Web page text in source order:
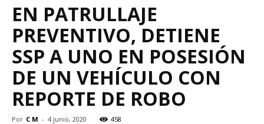
EN PATRULLAJE
PREVENTIVO, DETIENE
SSP A UNO EN POSESIÓN
DE UN VEHÍCULO CON
REPORTE DE ROBO
Por C M - 4 junio, 2020 458